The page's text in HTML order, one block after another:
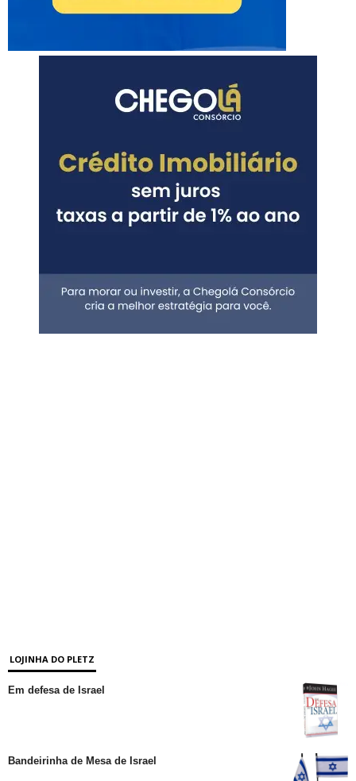
LOJINHA DO PLETZ
Em defesa de Israel
Bandeirinha de Mesa de Israel